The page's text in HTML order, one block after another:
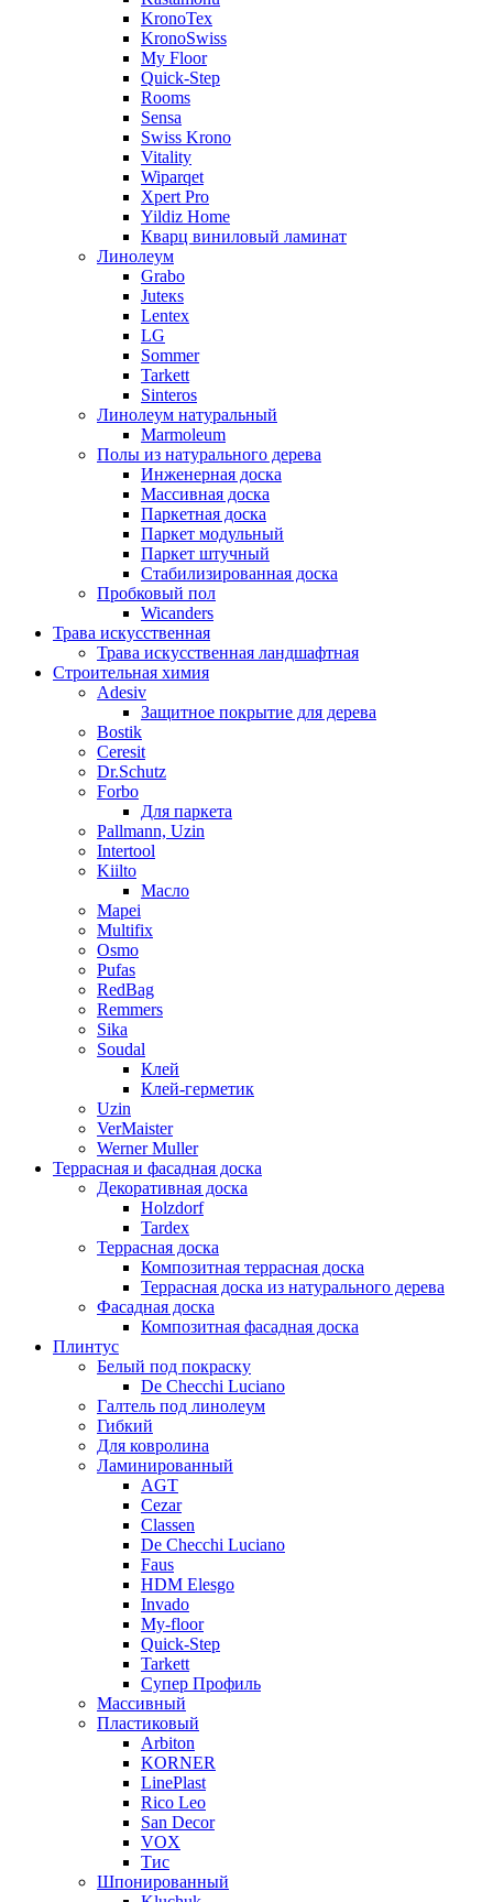
KronoTex
KronoSwiss
My Floor
Quick-Step
Rooms
Sensa
Swiss Krono
Vitality
Wiparqet
Xpert Pro
Yildiz Home
Кварц виниловый ламинат
Линолеум
Grabo
Juteкs
Lentex
LG
Sommer
Tarkett
Sinteros
Линолеум натуральный
Marmoleum
Полы из натурального дерева
Инженерная доска
Массивная доска
Паркетная доска
Паркет модульный
Паркет штучный
Стабилизированная доска
Пробковый пол
Wicanders
Трава искусственная
Трава искусственная ландшафтная
Строительная химия
Adesiv
Защитное покрытие для дерева
Bostik
Ceresit
Dr.Schutz
Forbo
Для паркета
Pallmann, Uzin
Intertool
Kiilto
Масло
Mapei
Multifix
Osmo
Pufas
RedBag
Remmers
Sika
Soudal
Клей
Клей-герметик
Uzin
VerMaister
Werner Muller
Террасная и фасадная доска
Декоративная доска
Holzdorf
Tardex
Террасная доска
Композитная террасная доска
Террасная доска из натурального дерева
Фасадная доска
Композитная фасадная доска
Плинтус
Белый под покраску
De Checchi Luciano
Галтель под линолеум
Гибкий
Для ковролина
Ламинированный
AGT
Cezar
Classen
De Checchi Luciano
Faus
HDM Elesgo
Invado
My-floor
Quick-Step
Tarkett
Супер Профиль
Массивный
Пластиковый
Arbiton
KORNER
LinePlast
Rico Leo
San Decor
VOX
Тис
Шпонированный